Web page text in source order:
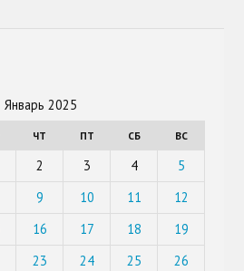
Январь 2025
ЧТ ПТ СБ ВС
2 3 4
5
9 10 11
12
16 17 18
19
23 24 25
26